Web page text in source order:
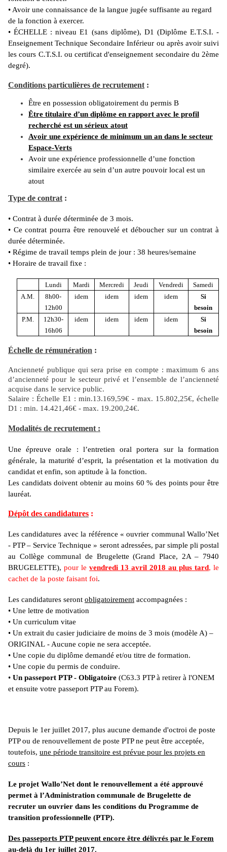
• Avoir une connaissance de la langue jugée suffisante au regard
de la fonction à exercer.
• ÉCHELLE : niveau E1 (sans diplôme), D1 (Diplôme E.T.S.I. -
Enseignement Technique Secondaire Inférieur ou après avoir suivi
les cours C.T.S.I. ou certificat d'enseignement secondaire du 2ème
degré).
Conditions particulières de recrutement :
Être en possession obligatoirement du permis B
Être titulaire d’un diplôme en rapport avec le profil
recherché est un sérieux atout
Avoir une expérience de minimum un an dans le secteur
Espace-Verts
Avoir une expérience professionnelle d’une fonction
similaire exercée au sein d’un autre pouvoir local est un
atout
Type de contrat :
• Contrat à durée déterminée de 3 mois.
• Ce contrat pourra être renouvelé et déboucher sur un contrat à
durée déterminée.
• Régime de travail temps plein de jour : 38 heures/semaine
• Horaire de travail fixe :
Lundi Mardi Mercredi Jeudi Vendredi
Samedi
A.M.
8h00-
12h00
idem idem idem idem
Si
besoin
P.M.
12h30-
16h06
idem idem idem idem
Si
besoin
Échelle de rémunération :
Ancienneté publique qui sera prise en compte : maximum 6 ans
d’ancienneté pour le secteur privé et l’ensemble de l’ancienneté
acquise dans le service public.
Salaire : Échelle E1 : min.13.169,59€ - max. 15.802,25€, échelle
D1 : min. 14.421,46€ - max. 19.200,24€.
Modalités de recrutement :
Une épreuve orale : l’entretien oral portera sur la formation
générale, la maturité d’esprit, la présentation et la motivation du
candidat et enfin, son aptitude à la fonction.
Les candidats doivent obtenir au moins 60 % des points pour être
lauréat.
Dépôt des candidatures :
Les candidatures avec la référence « ouvrier communal Wallo’Net
- PTP – Service Technique » seront adressées, par simple pli postal
au Collège communal de Brugelette (Grand Place, 2A – 7940
BRUGELETTE), pour le vendredi 13 avril 2018 au plus tard, le
cachet de la poste faisant foi.
Les candidatures seront obligatoirement accompagnées :
• Une lettre de motivation
• Un curriculum vitae
• Un extrait du casier judiciaire de moins de 3 mois (modèle A) –
ORIGINAL - Aucune copie ne sera acceptée.
• Une copie du diplôme demandé et/ou titre de formation.
• Une copie du permis de conduire.
• Un passeport PTP - Obligatoire (C63.3 PTP à retirer à l'ONEM
et ensuite votre passeport PTP au Forem).
Depuis le 1er juillet 2017, plus aucune demande d'octroi de poste
PTP ou de renouvellement de poste PTP ne peut être acceptée,
toutefois, une période transitoire est prévue pour les projets en
cours :
Le projet Wallo’Net dont le renouvellement a été approuvé
permet à l’Administration communale de Brugelette de
recruter un ouvrier dans les conditions du Programme de
transition professionnelle (PTP).
Des passeports PTP peuvent encore être délivrés par le Forem
au-delà du 1er juillet 2017.